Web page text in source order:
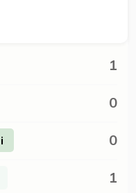
1
0
0
1